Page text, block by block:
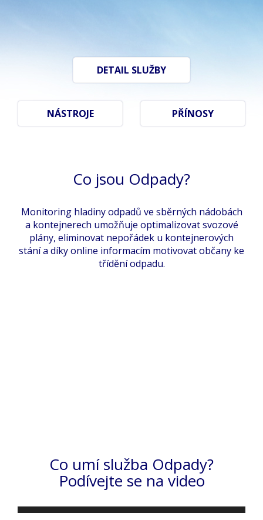
DETAIL SLUŽBY
NÁSTROJE PŘÍNOSY
Co jsou Odpady?
Monitoring hladiny odpadů ve sběrných nádobách
a kontejnerech umožňuje optimalizovat svozové
plány, eliminovat nepořádek u kontejnerových
stání a díky online informacím motivovat občany ke
třídění odpadu.
Co umí služba Odpady?
Podívejte se na video
Video